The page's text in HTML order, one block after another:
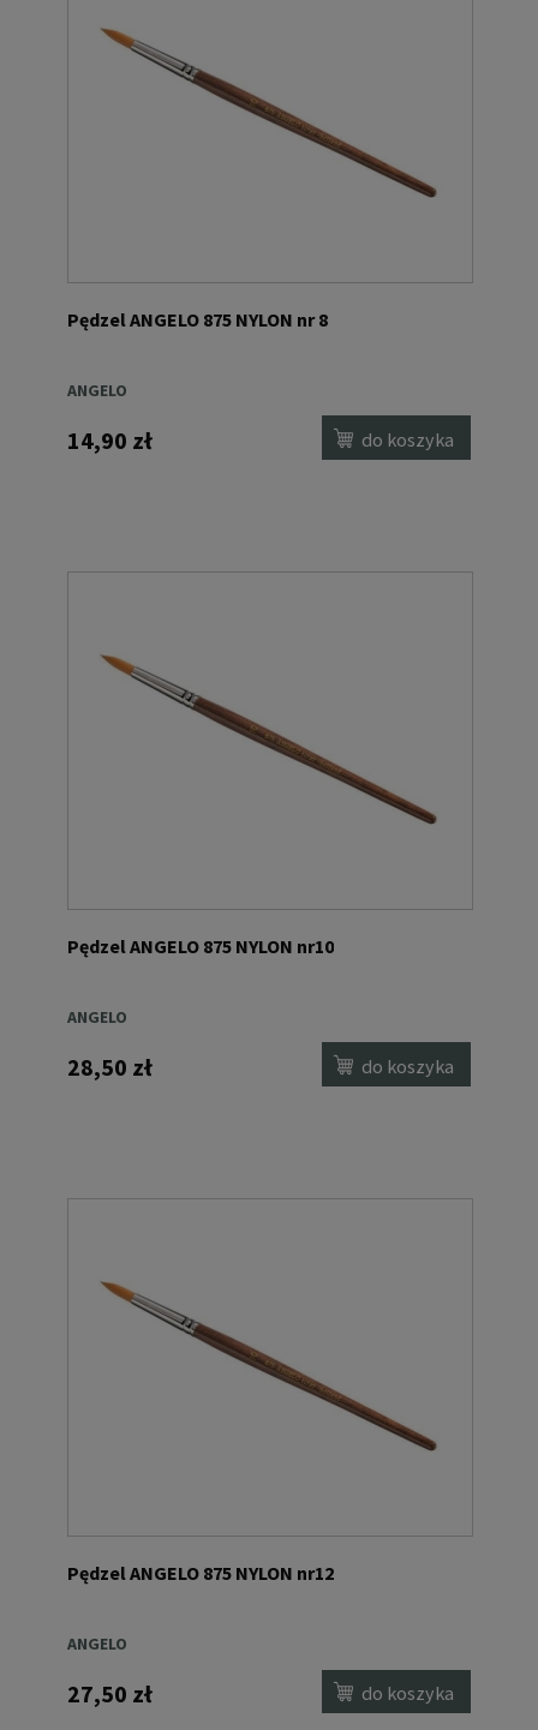
Pędzel ANGELO 875 NYLON nr 8
ANGELO
14,90 zł do koszyka
Pędzel ANGELO 875 NYLON nr10
ANGELO
28,50 zł do koszyka
Pędzel ANGELO 875 NYLON nr12
ANGELO
27,50 zł do koszyka